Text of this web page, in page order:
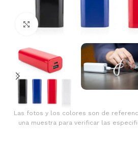
Clic para ampliar
Las fotos y los colores son de
una muestra para verificar las